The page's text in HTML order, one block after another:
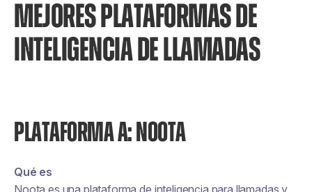
MEJORES PLATAFORMAS DE
INTELIGENCIA DE LLAMADAS
PLATAFORMA A: NOOTA
Qué es
Noota es una plataforma de inteligencia para llamadas y